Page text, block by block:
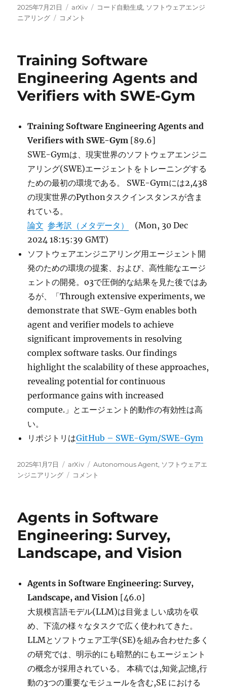
投
稿
2025年7月21日
カ
テ
arXiv
タ
コード自動生成, ソフトウェアエンジ
ニアリング
SWE-
Models
Optimize
Code
Performance
on
World
に
コメント
Training Software
Engineering Agents and
Verifiers with SWE-Gym
Training Software Engineering Agents and
Verifiers with SWE-Gym [89.6]
SWE-Gymは、現実世界のソフトウェアエンジニ
アリング(SWE)エージェントをトレーニングする
ための最初の環境である。 SWE-Gymには2,438
の現実世界のPythonタスクインスタンスが含ま
れている。
論文 参考訳（メタデータ）
(Mon, 30 Dec
2024 18:15:39 GMT)
ソフトウェアエンジニアリング用エージェント開
発のための環境の提案、および、高性能なエージ
ェントの開発。o3で圧倒的な結果を見た後ではあ
るが、「Through extensive experiments, we
demonstrate that SWE-Gym enables both
agent and verifier models to achieve
significant improvements in resolving
complex software tasks. Our findings
highlight the scalability of these approaches,
revealing potential for continuous
performance gains with increased
compute.」とエージェント的動作の有効性は高
い。
リポジトリはGitHub – SWE-Gym/SWE-Gym
投
稿
2025年1月7日
カ
テ
arXiv
タ
グ
Autonomous Agent, ソフトウェアエ
ンジニアリング
Training
and
Verifiers
with
SWE-
Gym に
コメント
Agents in Software
Engineering: Survey,
Landscape, and Vision
Agents in Software Engineering: Survey,
Landscape, and Vision [46.0]
大規模言語モデル(LLM)は目覚ましい成功を収
め、下流の様々なタスクで広く使われてきた。
LLMとソフトウェア工学(SE)を組み合わせた多く
の研究では、明示的にも暗黙的にもエージェント
の概念が採用されている。 本稿では,知覚,記憶,行
動の3つの重要なモジュールを含む,SE における